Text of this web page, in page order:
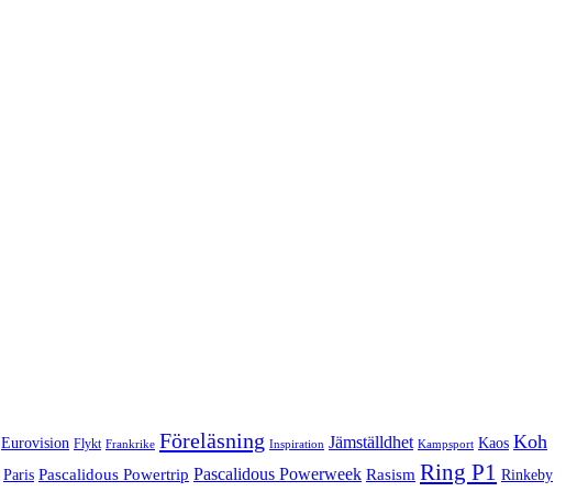
Eurovision Flykt Frankrike Föreläsning Inspiration Jämställdhet Kampsport Kaos Koh
Paris Pascalidous Powertrip Pascalidous Powerweek Rasism Ring P1 Rinkeby